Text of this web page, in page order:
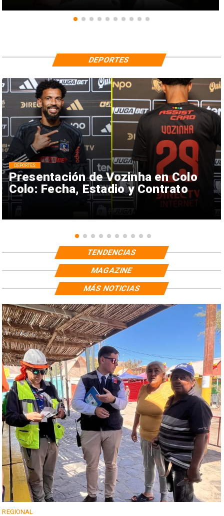
Presentación de Vozinha en Colo
Colo: Fecha, Estadio y Contrato
DEPORTES
DEPORTES
TENDENCIAS
MAGAZINE
REGIONAL
MÁS NOTICIAS